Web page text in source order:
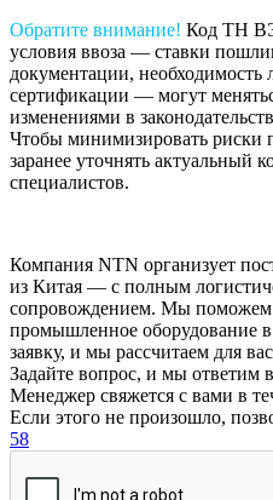
Обратите внимание! Код ТН
условия ввоза — ставки
документации, необходимость
сертификации — могут
изменениями в
Чтобы минимизировать риски
заранее уточнять актуальный
специалистов.
Компания NTN организует
из Китая — с полным
сопровождением. Мы поможем
промышленное оборудование
заявку, и мы рассчитаем для
Задайте вопрос, и мы ответим
Менеджер свяжется с вами в
Если этого не произошло,
58